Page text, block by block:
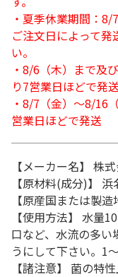
・夏季休業期間：8/
ご注文日によって
い。
・8/6（木）まで及
り7営業日ほどで発送
・8/7（金）～8/16
営業日ほどで発送
【メーカー名】 株
【原材料(成分)】
【原産国または製
【使用方法】 水量
口など、水流の多い
うにして下さい。1
【諸注意】 菌の特